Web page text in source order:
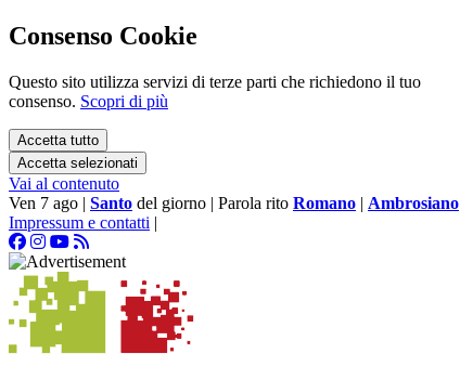
Consenso Cookie
Questo sito utilizza servizi di terze parti che richiedono il tuo
consenso. Scopri di più
Accetta tutto
Accetta selezionati
Vai al contenuto
Ven 7 ago | Santo del giorno | Parola rito Romano | Ambrosiano
Impressum e contatti |